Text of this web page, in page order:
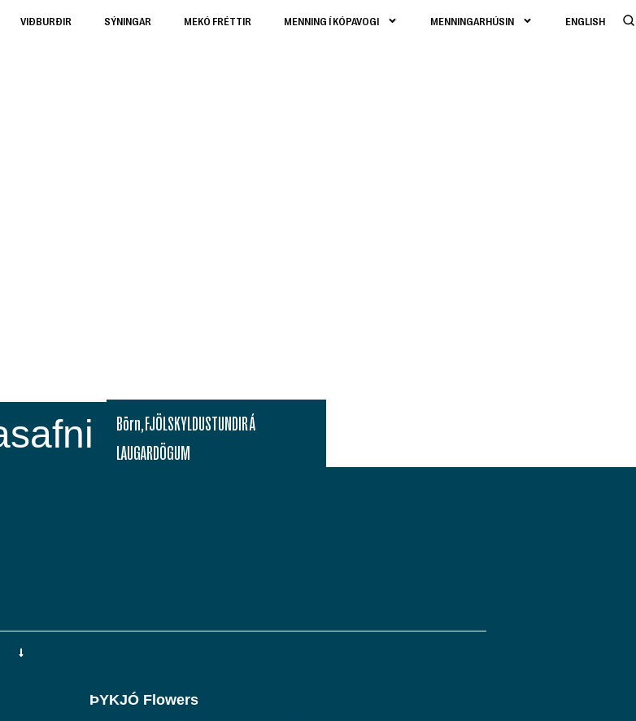
VIÐBURÐIR SÝNINGAR MEKÓ FRÉTTIR MENNING Í KÓPAVOGI MENNINGARHÚSIN ENGLISH
Börn, FJÖLSKYLDUSTUNDIR Á
LAUGARDÖGUM
ÞYKJÓ Flowers